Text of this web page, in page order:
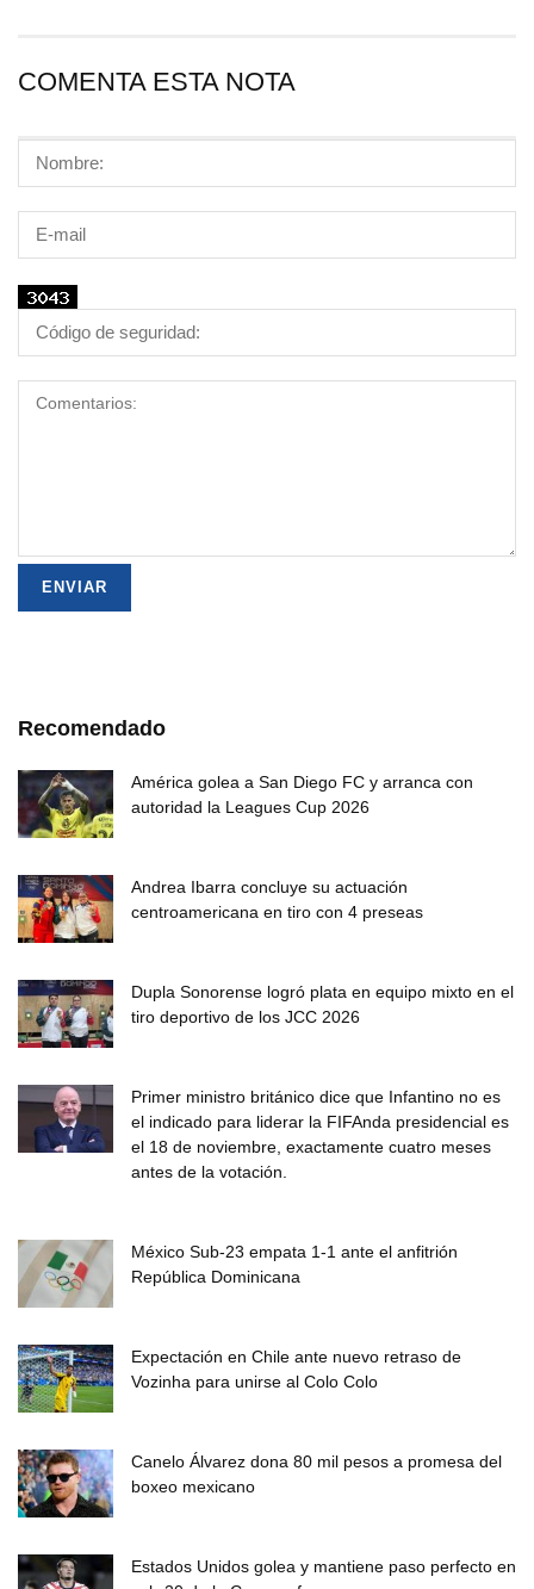
COMENTA ESTA NOTA
Recomendado
América golea a San Diego FC y arranca con
autoridad la Leagues Cup 2026
Andrea Ibarra concluye su actuación
centroamericana en tiro con 4 preseas
Dupla Sonorense logró plata en equipo mixto en el
tiro deportivo de los JCC 2026
Primer ministro británico dice que Infantino no es
el indicado para liderar la FIFAnda presidencial es
el 18 de noviembre, exactamente cuatro meses
antes de la votación.
México Sub-23 empata 1-1 ante el anfitrión
República Dominicana
Expectación en Chile ante nuevo retraso de
Vozinha para unirse al Colo Colo
Canelo Álvarez dona 80 mil pesos a promesa del
boxeo mexicano
Estados Unidos golea y mantiene paso perfecto en